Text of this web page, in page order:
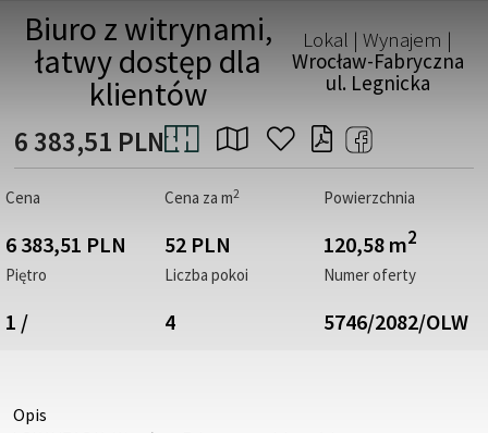
Biuro z witrynami,
łatwy dostęp dla
klientów
Lokal | Wynajem |
Wrocław-Fabryczna
ul. Legnicka
6 383,51 PLN
Cena
6 383,51 PLN
Cena za m2
52 PLN
Powierzchnia
120,58 m2
Piętro
1 /
Liczba pokoi
4
Numer oferty
5746/2082/OLW
Opis